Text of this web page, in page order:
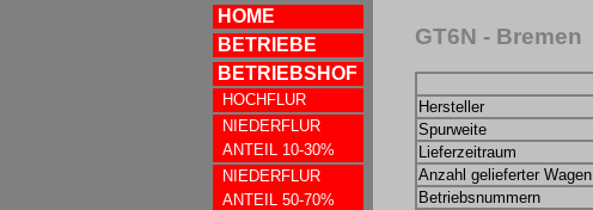
HOME
BETRIEBE
BETRIEBSHOF
HOCHFLUR
NIEDERFLUR
ANTEIL 10-30%
NIEDERFLUR
ANTEIL 50-70%
GT6N - Bremen
Hersteller
Spurweite
Lieferzeitraum
Anzahl gelieferter Wagen
Betriebsnummern